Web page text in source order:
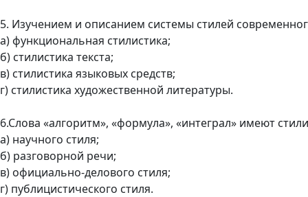
5. Изучением и описанием системы стилей
а) функциональная стилистика;
б) стилистика текста;
в) стилистика языковых средств;
г) стилистика художественной литературы.
6.Слова «алгоритм», «формула», «интеграл» имеют
а) научного стиля;
б) разговорной речи;
в) официально-делового стиля;
г) публицистического стиля.